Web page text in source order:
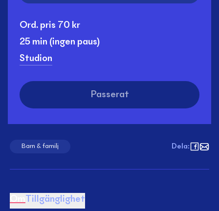
Ord. pris 70 kr
25 min (ingen paus)
Studion
Passerat
Barn & familj Dela:
Tillgänglighet